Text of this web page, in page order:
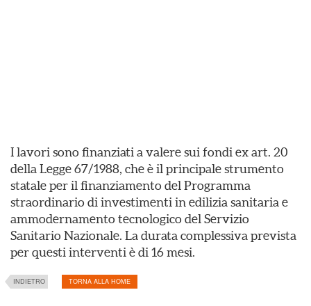
I lavori sono finanziati a valere sui fondi ex art. 20
della Legge 67/1988, che è il principale strumento
statale per il finanziamento del Programma
straordinario di investimenti in edilizia sanitaria e
ammodernamento tecnologico del Servizio
Sanitario Nazionale. La durata complessiva prevista
per questi interventi è di 16 mesi.
INDIETRO TORNA ALLA HOME